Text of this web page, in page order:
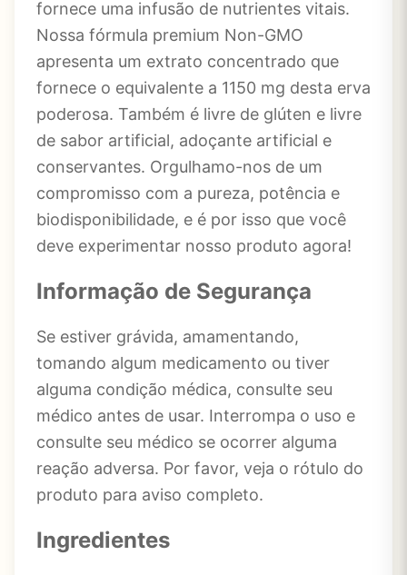
fornece uma infusão de nutrientes vitais.
Nossa fórmula premium Non-GMO
apresenta um extrato concentrado que
fornece o equivalente a 1150 mg desta erva
poderosa. Também é livre de glúten e livre
de sabor artificial, adoçante artificial e
conservantes. Orgulhamo-nos de um
compromisso com a pureza, potência e
biodisponibilidade, e é por isso que você
deve experimentar nosso produto agora!
Informação de Segurança
Se estiver grávida, amamentando,
tomando algum medicamento ou tiver
alguma condição médica, consulte seu
médico antes de usar. Interrompa o uso e
consulte seu médico se ocorrer alguma
reação adversa. Por favor, veja o rótulo do
produto para aviso completo.
Ingredientes